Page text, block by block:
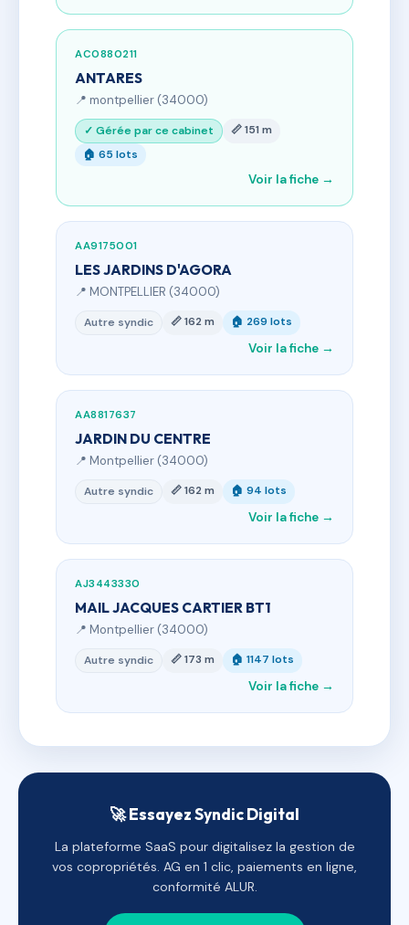
AC0880211
ANTARES
📍 montpellier (34000)
✓ Gérée par ce cabinet
📏 151 m
🏠 65 lots
Voir la fiche →
AA9175001
LES JARDINS D'AGORA
📍 MONTPELLIER (34000)
Autre syndic 📏 162 m 🏠 269 lots
Voir la fiche →
AA8817637
JARDIN DU CENTRE
📍 Montpellier (34000)
Autre syndic 📏 162 m 🏠 94 lots
Voir la fiche →
AJ3443330
MAIL JACQUES CARTIER BT1
📍 Montpellier (34000)
Autre syndic 📏 173 m 🏠 1147 lots
Voir la fiche →
🚀 Essayez Syndic Digital
La plateforme SaaS pour digitalisez la gestion de
vos copropriétés. AG en 1 clic, paiements en ligne,
conformité ALUR.